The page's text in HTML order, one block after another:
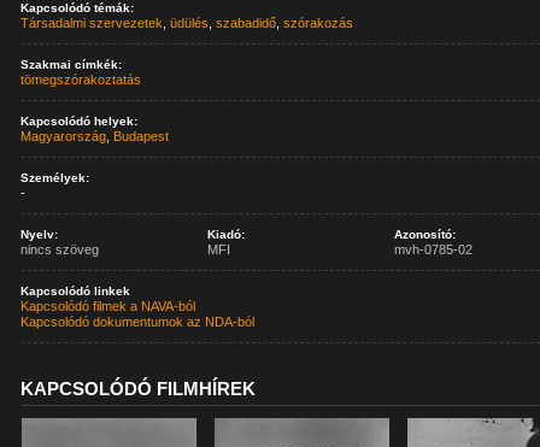
Kapcsolódó témák:
Társadalmi szervezetek ,üdülés ,szabadidő ,szórakozás
Szakmai címkék:
tömegszórakoztatás
Kapcsolódó helyek:
Magyarország Budapest
Személyek:
-
Nyelv:
nincs szöveg
Kiadó:
MFI
Azonosító:
mvh-0785-02
Kapcsolódó linkek
Kapcsolódó filmek a NAVA-ból
Kapcsolódó dokumentumok az NDA-ból
KAPCSOLÓDÓ FILMHÍREK